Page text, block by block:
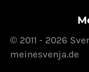
© 2011 - 2026
meinesvenja.de